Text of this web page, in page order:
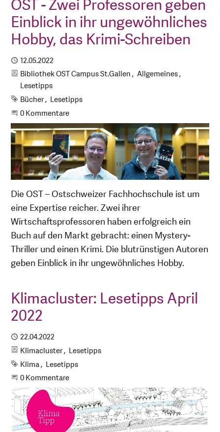
OST - Zwei Professoren geben
Einblick in ihr ungewöhnliches
Hobby, das Krimi-Schreiben
Publiziert
12.05.2022
Kategorien
Bibliothek OST Campus St.Gallen
Allgemeines
Lesetipps
Schlagworte
Bücher
Lesetipps
Beginne eine Unterhaltung
0 Kommentare
Die OST – Ostschweizer Fachhochschule ist um
eine Expertise reicher. Zwei ihrer
Wirtschaftsprofessoren haben erfolgreich ein
Buch auf den Markt gebracht: einen Mystery-
Thriller und einen Krimi. Die blutrünstigen Autoren
geben Einblick in ihr ungewöhnliches Hobby.
Klimacluster: Lesetipps April
2022
Publiziert
22.04.2022
Kategorien
Klimacluster
Lesetipps
Schlagworte
Klima
Lesetipps
Beginne eine Unterhaltung
0 Kommentare